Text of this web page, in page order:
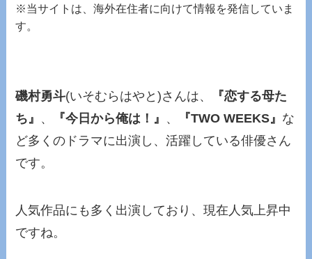
※当サイトは、海外在住者に向けて情報を発信していま
す。
磯村勇斗(いそむらはやと)さんは、
『恋する母た
ち』 、 『今日から俺は！』 、 『TWO WEEKS』 な
ど多くのドラマに出演し、活躍している俳優さん
です。
人気作品にも多く出演しており、現在人気上昇中
ですね。